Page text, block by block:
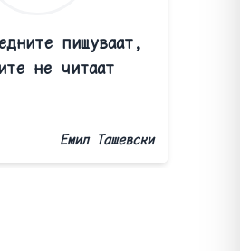
пишуваат,
не читаат
Емил Ташевски